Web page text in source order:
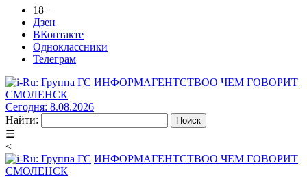
18+
Дзен
ВКонтакте
Одноклассники
Телеграм
ИНФОРМАГЕНТСТВОО ЧЕМ ГОВОРИТ
СМОЛЕНСК
Сегодня: 8.08.2026
Найти:
☰
<
ИНФОРМАГЕНТСТВОО ЧЕМ ГОВОРИТ
СМОЛЕНСК